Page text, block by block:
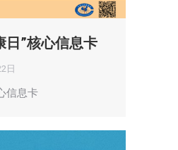
日”核心信息卡
日
信息卡